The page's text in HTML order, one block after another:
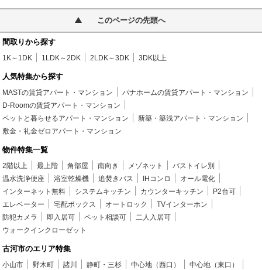
このページの先頭へ
間取りから探す
1K～1DK 1LDK～2DK 2LDK～3DK 3DK以上
人気特集から探す
MASTの賃貸アパート・マンション
パナホームの賃貸アパート・マンション
D-Roomの賃貸アパート・マンション
ペットと暮らせるアパート・マンション
新築・築浅アパート・マンション
敷金・礼金ゼロアパート・マンション
物件特集一覧
2階以上 最上階 角部屋 南向き メゾネット
バストイレ別
温水洗浄便座
浴室乾燥機 追焚きバス IHコンロ
オール電化
インターネット無料
システムキッチン カウンターキッチン
P2台可
エレベーター
宅配ボックス オートロック
TVインターホン
防犯カメラ
即入居可 ペット相談可
二人入居可
ウォークインクローゼット
古河市のエリア特集
小山市 野木町 諸川 静町・三杉 中心地（西口）
中心地（東口）